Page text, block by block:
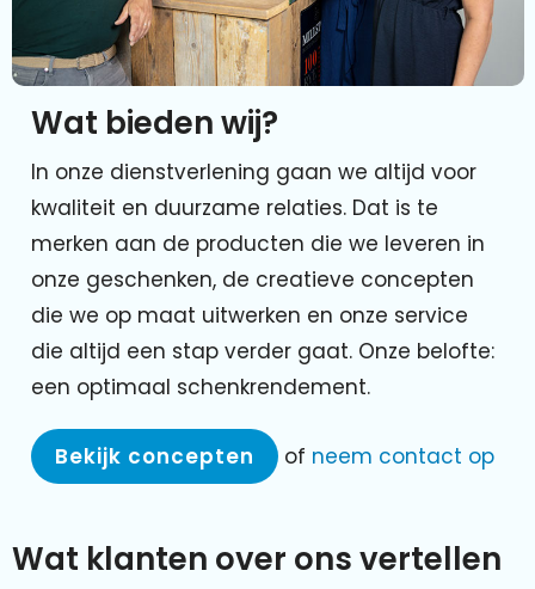
Wat bieden wij?
In onze dienstverlening gaan we altijd voor
kwaliteit en duurzame relaties. Dat is te
merken aan de producten die we leveren in
onze geschenken, de creatieve concepten
die we op maat uitwerken en onze service
die altijd een stap verder gaat. Onze belofte:
een optimaal schenkrendement.
Bekijk concepten of neem contact op
Wat klanten over ons vertellen